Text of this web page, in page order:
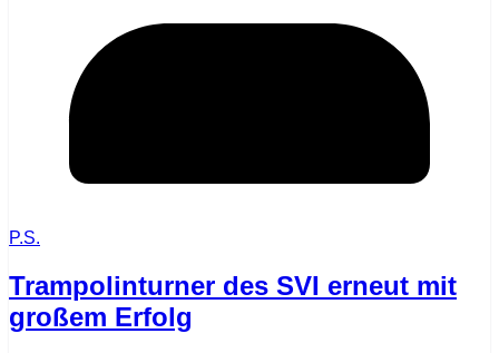
P.S.
Trampolinturner des SVI erneut mit
großem Erfolg